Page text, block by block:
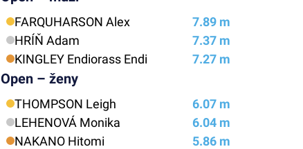
FARQUHARSON Alex
7.89 m
HRÍŇ Adam
7.37 m
KINGLEY Endiorass Endi
7.27 m
Open – ženy
THOMPSON Leigh
6.07 m
LEHENOVÁ Monika
6.04 m
NAKANO Hitomi
5.86 m